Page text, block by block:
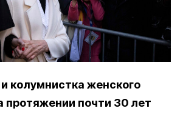
колумнистка женского
протяжении почти 30 лет